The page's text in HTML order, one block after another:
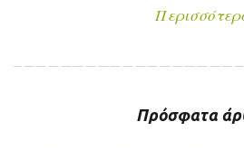
Πρόσφατα